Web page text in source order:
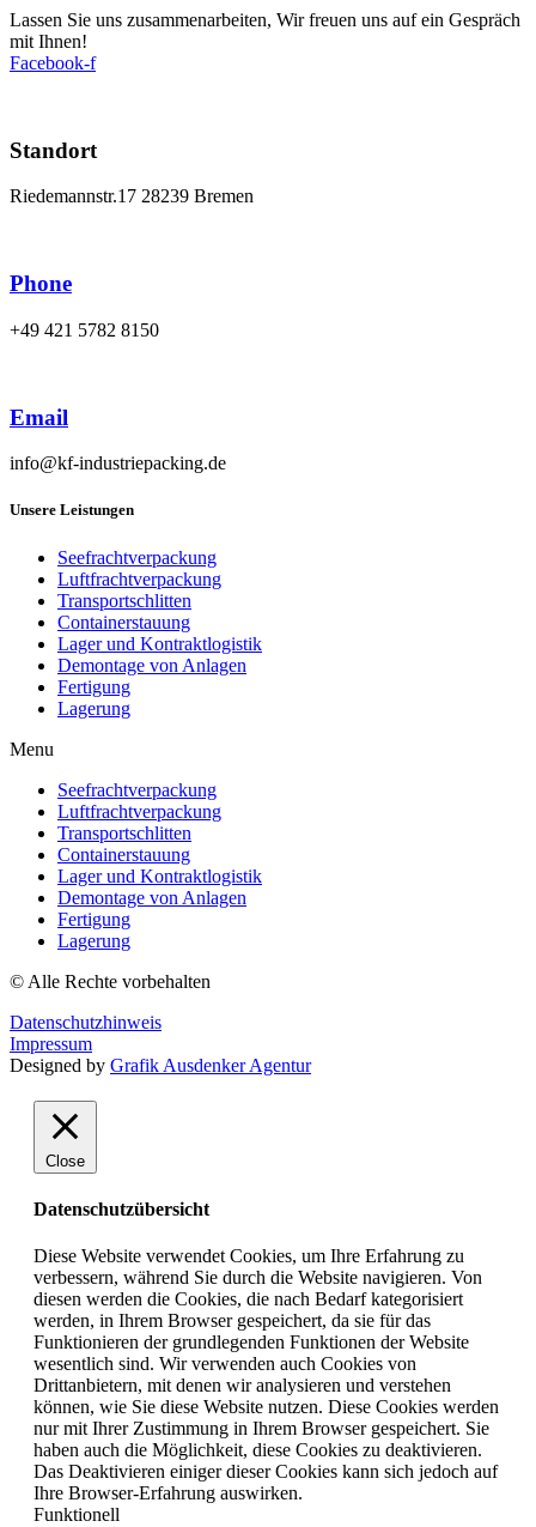
Lassen Sie uns zusammenarbeiten, Wir freuen uns auf ein Gespräch
mit Ihnen!
Facebook-f
Standort
Riedemannstr.17 28239 Bremen
Phone
+49 421 5782 8150
Email
info@kf-industriepacking.de
Unsere Leistungen
Seefrachtverpackung
Luftfrachtverpackung
Transportschlitten
Containerstauung
Lager und Kontraktlogistik
Demontage von Anlagen
Fertigung
Lagerung
Menu
Seefrachtverpackung
Luftfrachtverpackung
Transportschlitten
Containerstauung
Lager und Kontraktlogistik
Demontage von Anlagen
Fertigung
Lagerung
© Alle Rechte vorbehalten
Datenschutzhinweis
Impressum
Designed by Grafik Ausdenker Agentur
Close
Datenschutzübersicht
Diese Website verwendet Cookies, um Ihre Erfahrung zu
verbessern, während Sie durch die Website navigieren. Von
diesen werden die Cookies, die nach Bedarf kategorisiert
werden, in Ihrem Browser gespeichert, da sie für das
Funktionieren der grundlegenden Funktionen der Website
wesentlich sind. Wir verwenden auch Cookies von
Drittanbietern, mit denen wir analysieren und verstehen
können, wie Sie diese Website nutzen. Diese Cookies werden
nur mit Ihrer Zustimmung in Ihrem Browser gespeichert. Sie
haben auch die Möglichkeit, diese Cookies zu deaktivieren.
Das Deaktivieren einiger dieser Cookies kann sich jedoch auf
Ihre Browser-Erfahrung auswirken.
Funktionell